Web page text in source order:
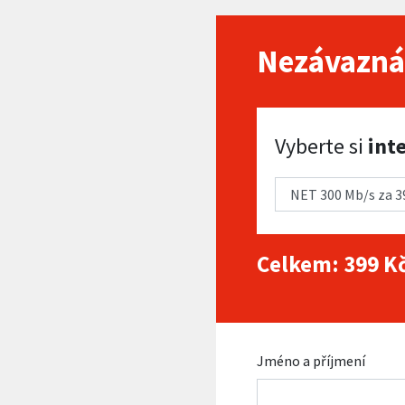
Vyberte si internet
Vyberte si
Celkem: 399
Jméno a příjmení